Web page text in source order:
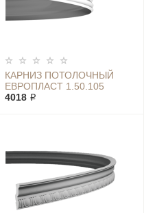
КАРНИЗ ПОТОЛОЧНЫЙ
ЕВРОПЛАСТ 1.50.105
ГИБКИЙ БЕЛЫЙ
4018 ₽